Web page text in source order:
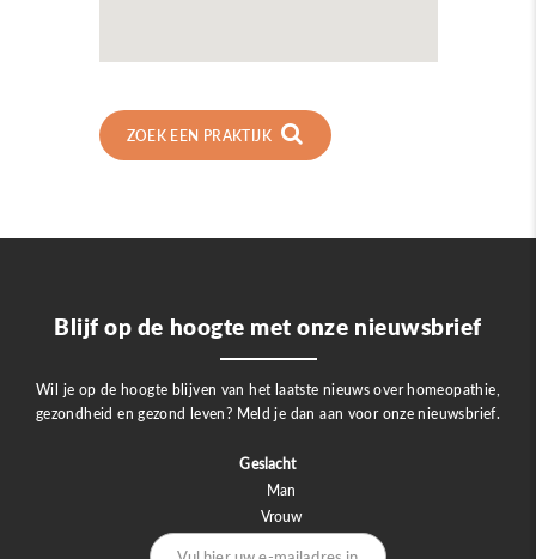
ZOEK EEN PRAKTIJK
Blijf op de hoogte met onze nieuwsbrief
Wil je op de hoogte blijven van het laatste nieuws over homeopathie,
gezondheid en gezond leven? Meld je dan aan voor onze nieuwsbrief.
Geslacht
Man
Vrouw